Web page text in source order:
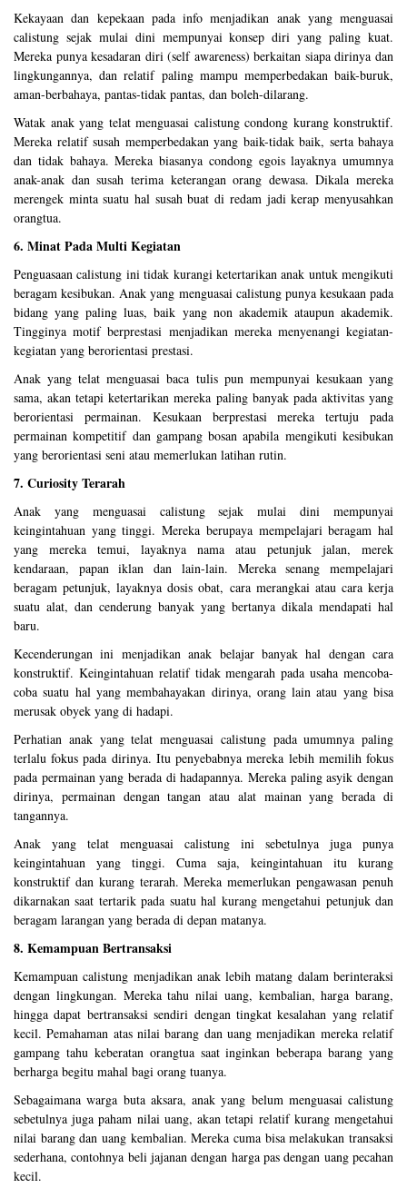
Kekayaan dan kepekaan pada info menjadikan anak yang menguasai
calistung sejak mulai dini mempunyai konsep diri yang paling kuat.
Mereka punya kesadaran diri (self awareness) berkaitan siapa dirinya dan
lingkungannya, dan relatif paling mampu memperbedakan baik-buruk,
aman-berbahaya, pantas-tidak pantas, dan boleh-dilarang.
Watak anak yang telat menguasai calistung condong kurang konstruktif.
Mereka relatif susah memperbedakan yang baik-tidak baik, serta bahaya
dan tidak bahaya. Mereka biasanya condong egois layaknya umumnya
anak-anak dan susah terima keterangan orang dewasa. Dikala mereka
merengek minta suatu hal susah buat di redam jadi kerap menyusahkan
orangtua.
6. Minat Pada Multi Kegiatan
Penguasaan calistung ini tidak kurangi ketertarikan anak untuk mengikuti
beragam kesibukan. Anak yang menguasai calistung punya kesukaan pada
bidang yang paling luas, baik yang non akademik ataupun akademik.
Tingginya motif berprestasi menjadikan mereka menyenangi kegiatan-
kegiatan yang berorientasi prestasi.
Anak yang telat menguasai baca tulis pun mempunyai kesukaan yang
sama, akan tetapi ketertarikan mereka paling banyak pada aktivitas yang
berorientasi permainan. Kesukaan berprestasi mereka tertuju pada
permainan kompetitif dan gampang bosan apabila mengikuti kesibukan
yang berorientasi seni atau memerlukan latihan rutin.
7. Curiosity Terarah
Anak yang menguasai calistung sejak mulai dini mempunyai
keingintahuan yang tinggi. Mereka berupaya mempelajari beragam hal
yang mereka temui, layaknya nama atau petunjuk jalan, merek
kendaraan, papan iklan dan lain-lain. Mereka senang mempelajari
beragam petunjuk, layaknya dosis obat, cara merangkai atau cara kerja
suatu alat, dan cenderung banyak yang bertanya dikala mendapati hal
baru.
Kecenderungan ini menjadikan anak belajar banyak hal dengan cara
konstruktif. Keingintahuan relatif tidak mengarah pada usaha mencoba-
coba suatu hal yang membahayakan dirinya, orang lain atau yang bisa
merusak obyek yang di hadapi.
Perhatian anak yang telat menguasai calistung pada umumnya paling
terlalu fokus pada dirinya. Itu penyebabnya mereka lebih memilih fokus
pada permainan yang berada di hadapannya. Mereka paling asyik dengan
dirinya, permainan dengan tangan atau alat mainan yang berada di
tangannya.
Anak yang telat menguasai calistung ini sebetulnya juga punya
keingintahuan yang tinggi. Cuma saja, keingintahuan itu kurang
konstruktif dan kurang terarah. Mereka memerlukan pengawasan penuh
dikarnakan saat tertarik pada suatu hal kurang mengetahui petunjuk dan
beragam larangan yang berada di depan matanya.
8. Kemampuan Bertransaksi
Kemampuan calistung menjadikan anak lebih matang dalam berinteraksi
dengan lingkungan. Mereka tahu nilai uang, kembalian, harga barang,
hingga dapat bertransaksi sendiri dengan tingkat kesalahan yang relatif
kecil. Pemahaman atas nilai barang dan uang menjadikan mereka relatif
gampang tahu keberatan orangtua saat inginkan beberapa barang yang
berharga begitu mahal bagi orang tuanya.
Sebagaimana warga buta aksara, anak yang belum menguasai calistung
sebetulnya juga paham nilai uang, akan tetapi relatif kurang mengetahui
nilai barang dan uang kembalian. Mereka cuma bisa melakukan transaksi
sederhana, contohnya beli jajanan dengan harga pas dengan uang pecahan
kecil.